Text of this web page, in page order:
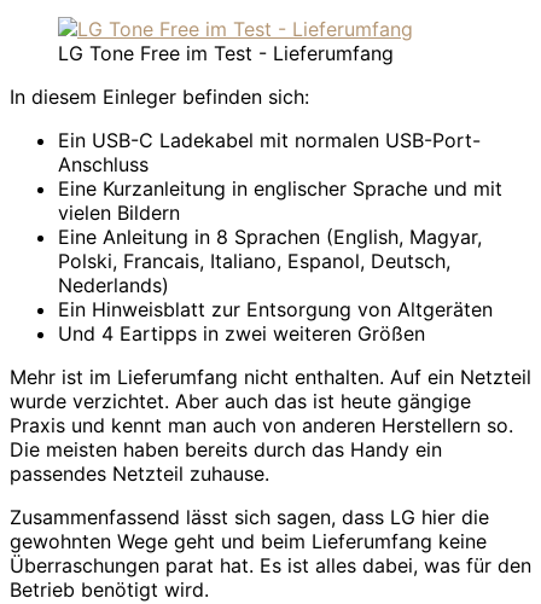
LG Tone Free im Test - Lieferumfang
In diesem Einleger befinden sich:
Ein USB-C Ladekabel mit normalen USB-Port-
Anschluss
Eine Kurzanleitung in englischer Sprache und mit
vielen Bildern
Eine Anleitung in 8 Sprachen (English, Magyar,
Polski, Francais, Italiano, Espanol, Deutsch,
Nederlands)
Ein Hinweisblatt zur Entsorgung von Altgeräten
Und 4 Eartipps in zwei weiteren Größen
Mehr ist im Lieferumfang nicht enthalten. Auf ein Netzteil
wurde verzichtet. Aber auch das ist heute gängige
Praxis und kennt man auch von anderen Herstellern so.
Die meisten haben bereits durch das Handy ein
passendes Netzteil zuhause.
Zusammenfassend lässt sich sagen, dass LG hier die
gewohnten Wege geht und beim Lieferumfang keine
Überraschungen parat hat. Es ist alles dabei, was für den
Betrieb benötigt wird.